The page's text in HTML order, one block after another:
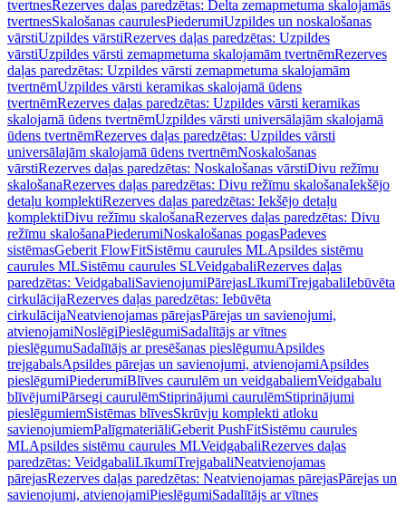
tvertnesRezerves daļas paredzētas: Delta zemapmetuma skalojamās
tvertnesSkalošanas caurulesPiederumiUzpildes un noskalošanas
vārstiUzpildes vārstiRezerves daļas paredzētas: Uzpildes
vārstiUzpildes vārsti zemapmetuma skalojamām tvertnēmRezerves
daļas paredzētas: Uzpildes vārsti zemapmetuma skalojamām
tvertnēmUzpildes vārsti keramikas skalojamā ūdens
tvertnēmRezerves daļas paredzētas: Uzpildes vārsti keramikas
skalojamā ūdens tvertnēmUzpildes vārsti universālajām skalojamā
ūdens tvertnēmRezerves daļas paredzētas: Uzpildes vārsti
universālajām skalojamā ūdens tvertnēmNoskalošanas
vārstiRezerves daļas paredzētas: Noskalošanas vārstiDivu režīmu
skalošanaRezerves daļas paredzētas: Divu režīmu skalošanaIekšējo
detaļu komplektiRezerves daļas paredzētas: Iekšējo detaļu
komplektiDivu režīmu skalošanaRezerves daļas paredzētas: Divu
režīmu skalošanaPiederumiNoskalošanas pogasPadeves
sistēmasGeberit FlowFitSistēmu caurules MLApsildes sistēmu
caurules MLSistēmu caurules SLVeidgabaliRezerves daļas
paredzētas: VeidgabaliSavienojumiPārejasLīkumiTrejgabaliIebūvēta
cirkulācijaRezerves daļas paredzētas: Iebūvēta
cirkulācijaNeatvienojamas pārejasPārejas un savienojumi,
atvienojamiNoslēgiPieslēgumiSadalītājs ar vītnes
pieslēgumuSadalītājs ar presēšanas pieslēgumuApsildes
trejgabalsApsildes pārejas un savienojumi, atvienojamiApsildes
pieslēgumiPiederumiBlīves caurulēm un veidgabaliemVeidgabalu
blīvējumiPārsegi caurulēmStiprinājumi caurulēmStiprinājumi
pieslēgumiemSistēmas blīvesSkrūvju komplekti atloku
savienojumiemPalīgmateriāliGeberit PushFitSistēmu caurules
MLApsildes sistēmu caurules MLVeidgabaliRezerves daļas
paredzētas: VeidgabaliLīkumiTrejgabaliNeatvienojamas
pārejasRezerves daļas paredzētas: Neatvienojamas pārejasPārejas un
savienojumi, atvienojamiPieslēgumiSadalītājs ar vītnes